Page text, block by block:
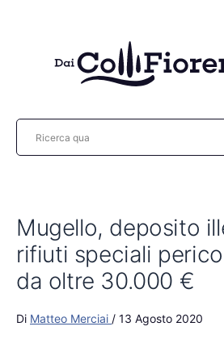
Mugello, deposito
rifiuti speciali
da oltre 30.000 €
Di Matteo Merciai / 13 Agosto 2020